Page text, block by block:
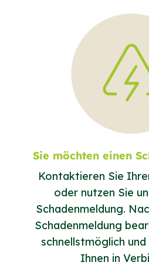
Sie möchten einen
Kontaktieren Sie
oder nutzen Sie
Schadenmeldung.
Schadenmeldung
schnellstmöglich
Ihnen in